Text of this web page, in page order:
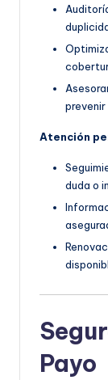
prevenir
Atención
duda o
Payo